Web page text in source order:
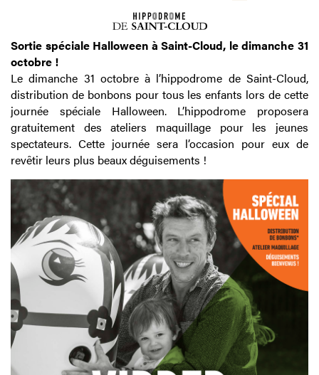
Sortie spéciale Halloween à Saint-Cloud, le dimanche 31
octobre !
Le dimanche 31 octobre à l’hippodrome de Saint-Cloud,
distribution de bonbons pour tous les enfants lors de cette
journée spéciale Halloween. L’hippodrome proposera
gratuitement des ateliers maquillage pour les jeunes
spectateurs. Cette journée sera l’occasion pour eux de
revêtir leurs plus beaux déguisements !